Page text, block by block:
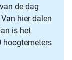
de dag
hier dalen
is het
hoogtemeters